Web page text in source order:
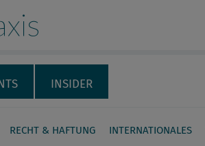
INSIDER
RECHT & HAFTUNG INTERNATIONALES